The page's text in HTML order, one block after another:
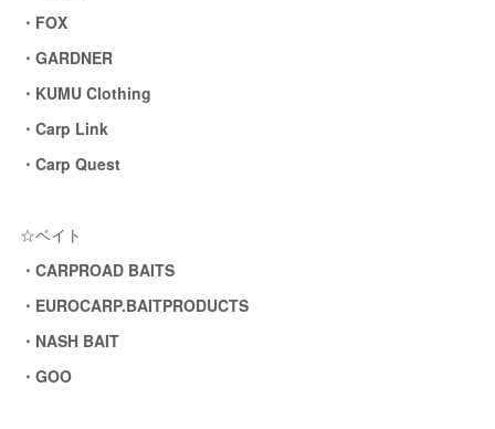
・FOX
・GARDNER
・KUMU Clothing
・Carp Link
・Carp Quest
☆ベイト
・CARPROAD BAITS
・EUROCARP.BAITPRODUCTS
・NASH BAIT
・GOO